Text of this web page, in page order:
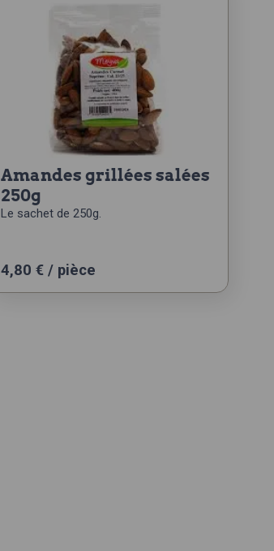
amandes grillées salées
250g
Le sachet de 250g.
4,80 €/ pièce